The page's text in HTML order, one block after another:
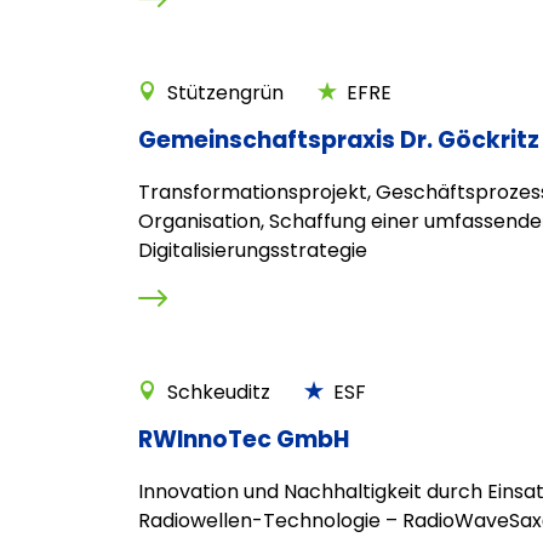
Stützengrün EFRE
Gemeinschaftspraxis Dr. Göckritz
Transformationsprojekt,
Organisation, Schaffung einer
Digitalisierungsstrategie
Schkeuditz ESF
RWInnoTec GmbH
Innovation und Nachhaltigkeit durch
Radiowellen-Technologie –